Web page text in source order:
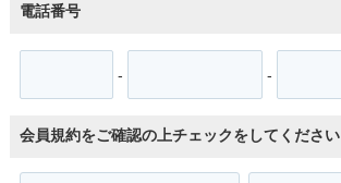
電話番号
- -
会員規約をご確認の上チェックをしてください